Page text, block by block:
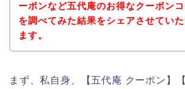
ーポンなど五代庵のお得なクーポン
を調べてみた結果をシェアさせていた
ます。
まず、私自身、【五代庵 クーポン】